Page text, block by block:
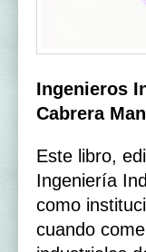
Ingenieros
Cabrera
Este libro,
Ingeniería
como
cuando